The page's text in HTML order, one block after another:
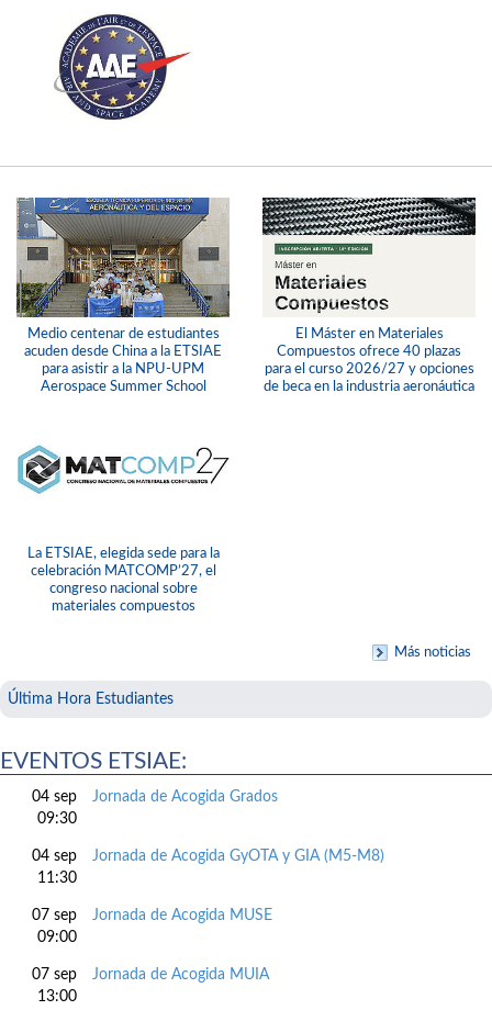
Medio centenar de estudiantes
acuden desde China a la ETSIAE
para asistir a la NPU-UPM
Aerospace Summer School
El Máster en Materiales
Compuestos ofrece 40 plazas
para el curso 2026/27 y opciones
de beca en la industria aeronáutica
La ETSIAE, elegida sede para la
celebración MATCOMP’27, el
congreso nacional sobre
materiales compuestos
Más noticias
Última Hora Estudiantes
EVENTOS ETSIAE:
04 sep
09:30
Jornada de Acogida Grados
04 sep
11:30
Jornada de Acogida GyOTA y GIA (M5-M8)
07 sep
09:00
Jornada de Acogida MUSE
07 sep
13:00
Jornada de Acogida MUIA